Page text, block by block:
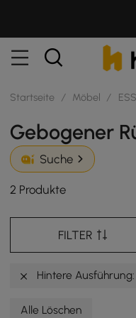
Startseite / Möbel /
Gebogener
Suche
2 Produkte
FILTER
Hintere
Alle Löschen